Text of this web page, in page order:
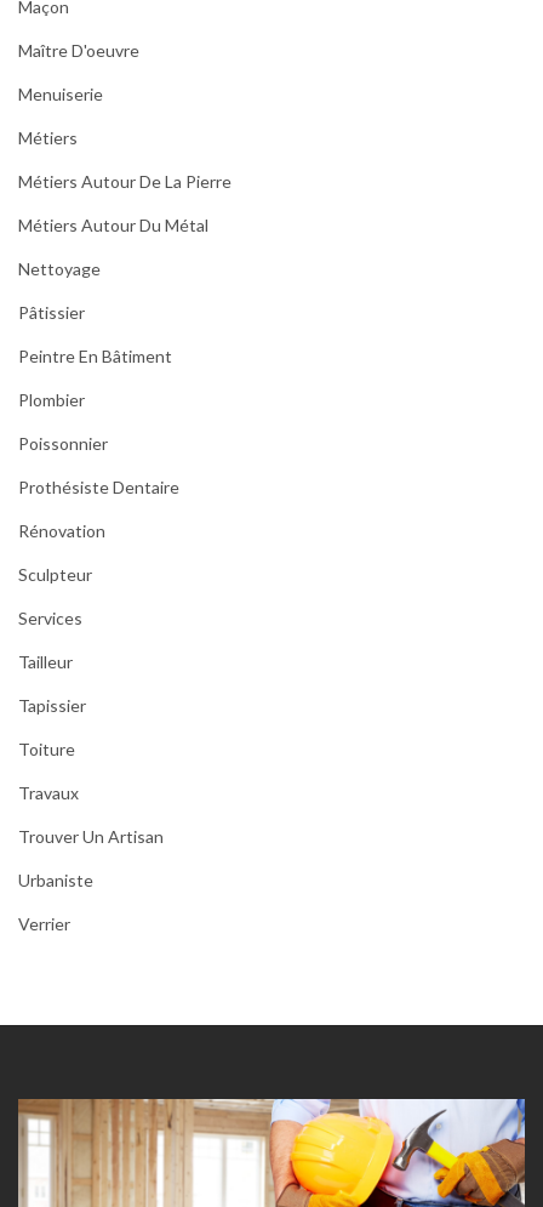
Maçon
Maître D'oeuvre
Menuiserie
Métiers
Métiers Autour De La Pierre
Métiers Autour Du Métal
Nettoyage
Pâtissier
Peintre En Bâtiment
Plombier
Poissonnier
Prothésiste Dentaire
Rénovation
Sculpteur
Services
Tailleur
Tapissier
Toiture
Travaux
Trouver Un Artisan
Urbaniste
Verrier